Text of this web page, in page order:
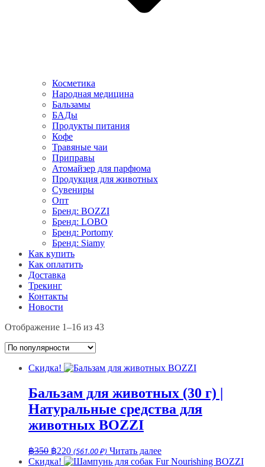
Косметика
Народная медицина
Бальзамы
БАДы
Продукты питания
Кофе
Травяные чаи
Приправы
Атомайзер для парфюма
Продукция для животных
Сувениры
Опт
Бренд: BOZZI
Бренд: LOBO
Бренд: Portomy
Бренд: Siamy
Как купить
Как оплатить
Доставка
Трекинг
Контакты
Новости
Отображение 1–16 из 43Сортировка:
Скидка!
Бальзам для животных (30 г) |
Натуральные средства для
животных BOZZI
฿350 Первоначальная
цена
฿220Текущая
цена:
(561.00 ₽) Читать далее
Скидка!